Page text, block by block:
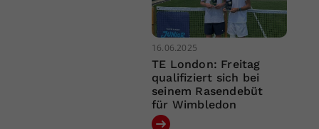
16.06.2025
TE London: Freitag
qualifiziert sich bei
seinem Rasendebüt
für Wimbledon